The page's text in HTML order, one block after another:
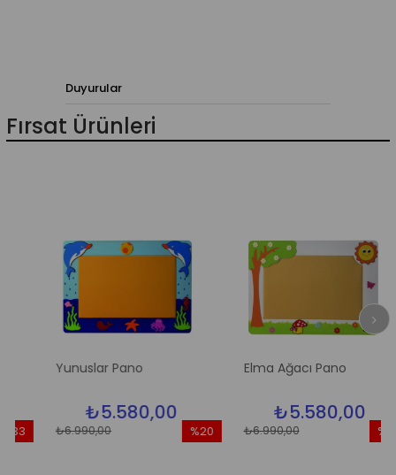
Duyurular
Fırsat Ürünleri
Yunuslar Pano
₺5.580,00
₺6.990,00
%20
Elma Ağacı Pano
₺5.580,00
₺6.990,00
%20